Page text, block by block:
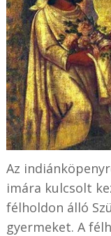
Az
imára kulcsolt
félholdon álló
gyermeket. A